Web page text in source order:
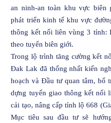
an ninh-an toàn khu vực
phát triển kinh tế khu vực
thông kết nối liên vùng 3 tỉnh:
theo tuyến biên giới.
Trong lộ trình tăng cường kết
Đak Lak đã thống nhất kiến
hoạch và Đầu tư quan tâm, bố
dựng tuyến giao thông kết nối
cải tạo, nâng cấp tỉnh lộ 668
Mục tiêu sau đầu tư sẽ